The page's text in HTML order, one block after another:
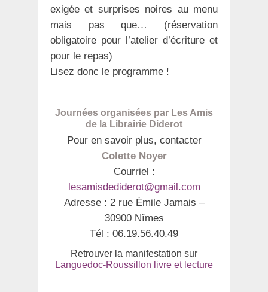
exigée et surprises noires au menu
mais pas que… (réservation
obligatoire pour l’atelier d’écriture et
pour le repas)
Lisez donc le programme !
Journées organisées par Les Amis
de la Librairie Diderot
Pour en savoir plus, contacter
Colette Noyer
Courriel :
lesamisdediderot@gmail.com
Adresse : 2 rue Émile Jamais –
30900 Nîmes
Tél : 06.19.56.40.49
Retrouver la manifestation sur
Languedoc-Roussillon livre et lecture